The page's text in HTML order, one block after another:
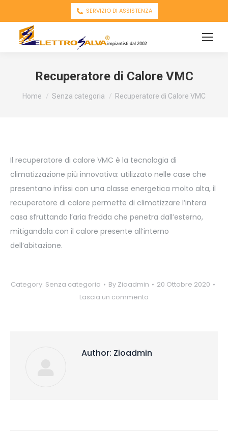
SERVIZIO DI ASSISTENZA
Recuperatore di Calore VMC
You are here:
Home Senza categoria Recuperatore di Calore VMC
Il recuperatore di calore VMC è la tecnologia di
climatizzazione più innovativa: utilizzato nelle case che
presentano infissi con una classe energetica molto alta, il
recuperatore di calore permette di climatizzare l’intera
casa sfruttando l’aria fredda che penetra dall’esterno,
mitigandola con il calore presente all’interno
dell’abitazione.
Category: Senza categoria By Zioadmin
20 Ottobre 2020
Lascia un commento
Author: Zioadmin